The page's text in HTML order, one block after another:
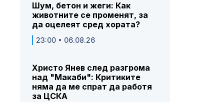
Шум, бетон и жеги: Как
животните се променят, за
да оцелеят сред хората?
23:00 • 06.08.26
Христо Янев след разгрома
над "Макаби": Критиките
няма да ме спрат да работя
за ЦСКА